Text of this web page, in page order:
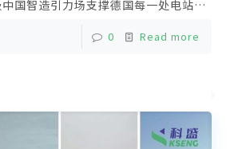
国智造引力场支撑德国每一处电站都
这次重点展示了固定支架与跟踪支架两
商业、大型地面等多场景应用产品通过
得现场客户高度认可欧洲当地仓储中
货分布式铝合金光伏支架市场占有率
盛将坚持长期主义依托厦门、漳州双基
0 Read more